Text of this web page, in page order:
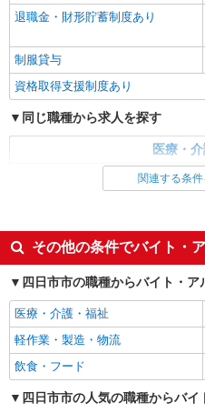
退職金・財形貯蓄制度あり
制服貸与
資格取得支援制度あり
同じ職種から求人を探す
医療・
看護師・保健師・看護助手・助
未経験歓迎
ボーナス・賞与あり
交通費支給
産休・育休取得実績あり
関連する条
その他の条件でバイト・
四日市市の職種からバイト・
医療・介護・福祉
軽作業・製造・物流
飲食・フード
四日市市の人気の職種からバ